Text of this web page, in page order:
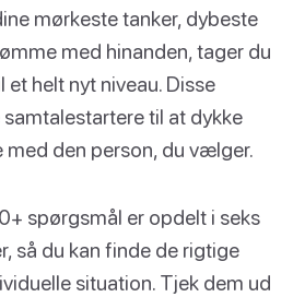
mørkeste tanker, dybeste
med hinanden, tager du
helt nyt niveau. Disse
til at dykke
med den person, du vælger.
spørgsmål er opdelt i seks
så du kan finde de rigtige
situation. Tjek dem ud